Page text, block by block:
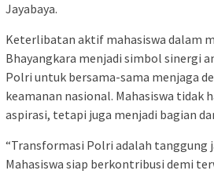
Jayabaya.
Keterlibatan aktif mahasiswa dalam
Bhayangkara menjadi simbol sinergi
Polri untuk bersama-sama menjaga
keamanan nasional. Mahasiswa tidak
aspirasi, tetapi juga menjadi bagian
“Transformasi Polri adalah tanggung
Mahasiswa siap berkontribusi demi